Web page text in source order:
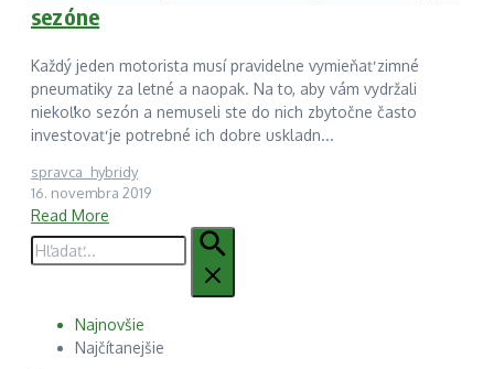
sezóne
Každý jeden motorista musí pravidelne vymieňať zimné
pneumatiky za letné a naopak. Na to, aby vám vydržali
niekoľko sezón a nemuseli ste do nich zbytočne často
investovať je potrebné ich dobre uskladn...
spravca_hybridy
16. novembra 2019
Read More
Hľadať:
Najnovšie
Najčítanejšie